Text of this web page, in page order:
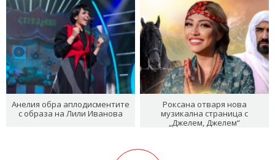
Анелия обра аплодисментите
с образа на Лили Иванова
Роксана отваря нова
музикална страница с
„Джелем, Джелем“